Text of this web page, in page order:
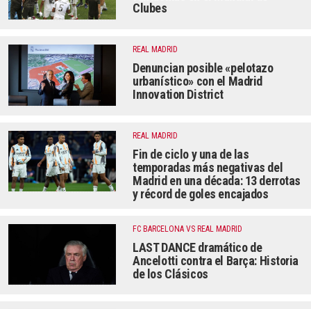
Clubes
REAL MADRID
Denuncian posible «pelotazo
urbanístico» con el Madrid
Innovation District
REAL MADRID
Fin de ciclo y una de las
temporadas más negativas del
Madrid en una década: 13 derrotas
y récord de goles encajados
FC BARCELONA VS REAL MADRID
LAST DANCE dramático de
Ancelotti contra el Barça: Historia
de los Clásicos